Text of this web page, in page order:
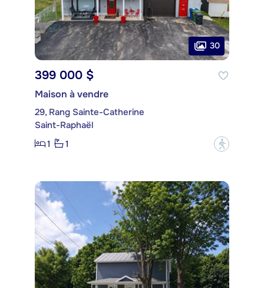
30
399 000 $
Maison à vendre
29, Rang Sainte-Catherine
Saint-Raphaël
1
1 ?